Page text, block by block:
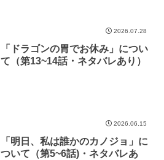
2026.07.28
「ドラゴンの胃でお休み」につい
て（第13~14話・ネタバレあり）
2026.06.15
「明日、私は誰かのカノジョ」に
ついて（第5~6話)・ネタバレあ